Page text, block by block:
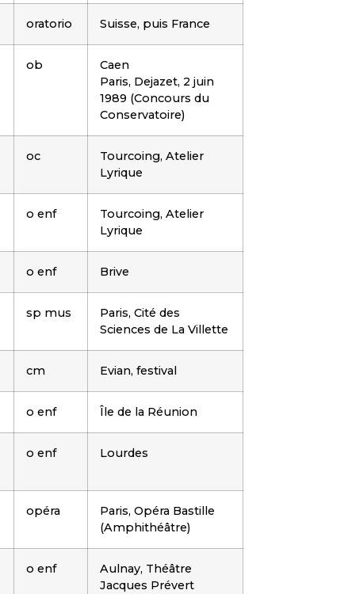
oratorio Suisse, puis France
ob
Caen
Paris, Dejazet, 2 juin
1989 (Concours du
Conservatoire)
oc
Tourcoing, Atelier
Lyrique
o enf
Tourcoing, Atelier
Lyrique
o enf Brive
sp mus
Paris, Cité des
Sciences de La Villette
cm Evian, festival
o enf Île de la Réunion
o enf Lourdes
opéra
Paris, Opéra Bastille
(Amphithéâtre)
o enf
Aulnay, Théâtre
Jacques Prévert